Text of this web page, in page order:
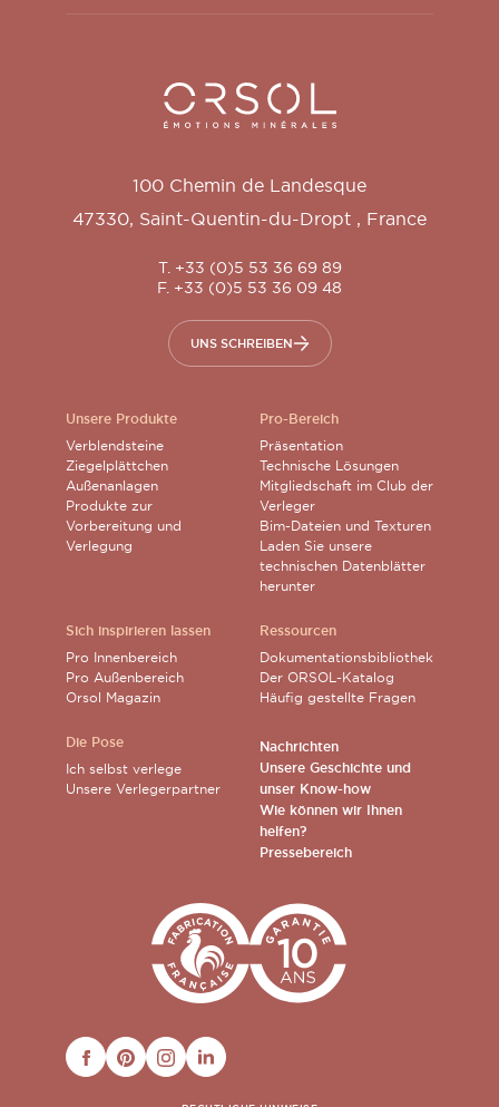
Orsol S.A.
100 Chemin de Landesque
47330, Saint-Quentin-du-Dropt , France
T. +33 (0)5 53 36 69 89
F. +33 (0)5 53 36 09 48
UNS SCHREIBEN
Unsere Produkte
Verblendsteine
Ziegelplättchen
Außenanlagen
Produkte zur
Vorbereitung und
Verlegung
Sich inspirieren lassen
Pro Innenbereich
Pro Außenbereich
Orsol Magazin
Die Pose
Ich selbst verlege
Unsere Verlegerpartner
Pro-Bereich
Präsentation
Technische Lösungen
Mitgliedschaft im Club der
Verleger
Bim-Dateien und Texturen
Laden Sie unsere
technischen Datenblätter
herunter
Ressourcen
Dokumentationsbibliothek
Der ORSOL-Katalog
Häufig gestellte Fragen
Nachrichten
Unsere Geschichte und
unser Know-how
Wie können wir Ihnen
helfen?
Pressebereich
FACEBOOKPINTERESTINSTAGRAM
LINKEDIN